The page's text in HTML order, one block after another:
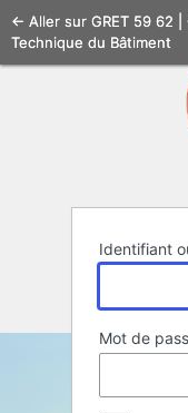
Se
connecter
Identifiant
Mot de
← Aller sur GRET 59 62
Technique du Bâtiment